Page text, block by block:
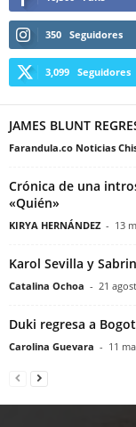
350 Seguidores
3,099 Seguidores
JAMES BLUNT
Farandula.co Noticias
Crónica de una
«Quién»
KIRYA HERNÁNDEZ - 13
Karol Sevilla y
Catalina Ochoa - 21
Duki regresa a
Carolina Guevara - 11